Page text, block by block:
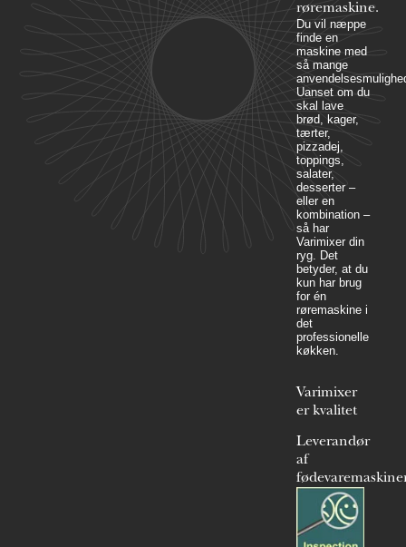
røremaskine.
Du vil næppe
finde en
maskine med
så mange
Uanset om du
skal lave
brød, kager,
tærter,
pizzadej,
toppings,
salater,
desserter –
eller en
kombination –
så har
Varimixer din
ryg. Det
betyder, at du
kun har brug
for én
røremaskine i
det
professionelle
køkken.
Varimixer
er kvalitet
Leverandør
af